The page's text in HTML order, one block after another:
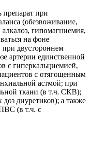
препарат при
(обезвоживание,
гипомагниемия,
на фоне
двустороннем
артерии единственной
с гиперкальциемией,
с отягощенным
астмой; при
ткани (в т.ч. СКВ);
диуретиков); а также
(в т.ч. с